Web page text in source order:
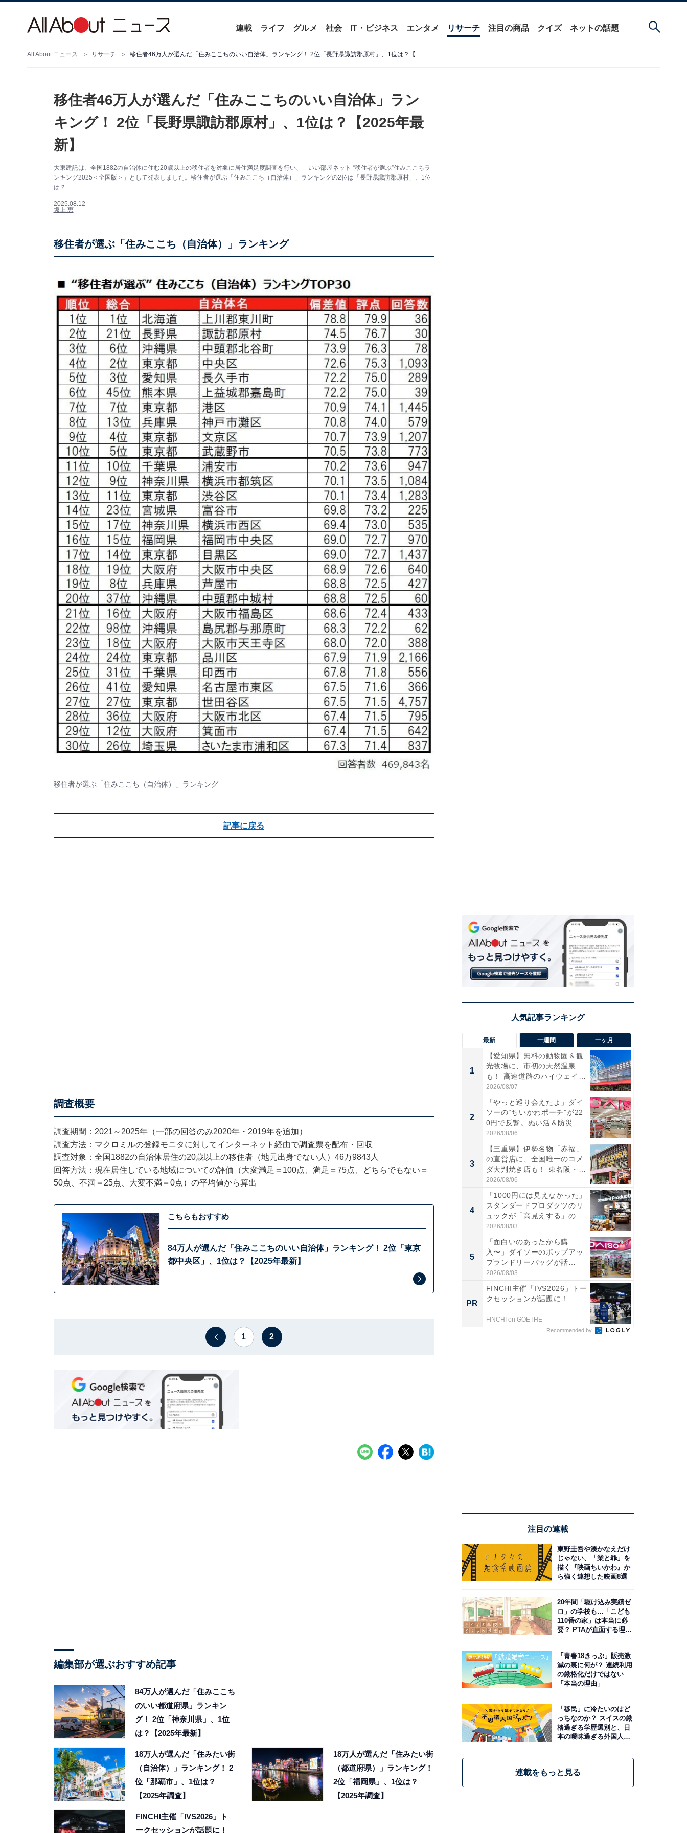
連載 ライフ グルメ 社会 IT・ビジネス エンタメ リサーチ 注目の商品 クイズ ネットの話題
All About ニュース リサーチ 移住者46万人が選んだ「住みここちのいい自治体」ランキング！ 2位「長野県諏訪郡原村」、1位は？【2025年最新】
移住者46万人が選んだ「住みここちのいい自治体」ラン
キング！ 2位「長野県諏訪郡原村」、1位は？【2025年最
新】
大東建託は、全国1882の自治体に住む20歳以上の移住者を対象に居住満足度調査を行い、「いい部屋ネット “移住者が選ぶ”住みここちラ
ンキング2025＜全国版＞」として発表しました。移住者が選ぶ「住みここち（自治体）」ランキングの2位は「長野県諏訪郡原村」、1位
は？
2025.08.12
坂上 恵
移住者が選ぶ「住みここち（自治体）」ランキング
移住者が選ぶ「住みここち（自治体）」ランキング
記事に戻る
調査概要
調査期間：2021～2025年（一部の回答のみ2020年・2019年を追加）
調査方法：マクロミルの登録モニタに対してインターネット経由で調査票を配布・回収
調査対象：全国1882の自治体居住の20歳以上の移住者（地元出身でない人）46万9843人
回答方法：現在居住している地域についての評価（大変満足＝100点、満足＝75点、どちらでもない＝
50点、不満＝25点、大変不満＝0点）の平均値から算出
こちらもおすすめ
84万人が選んだ「住みここちのいい自治体」ランキング！ 2位「東京
都中央区」、1位は？【2025年最新】
1 2
編集部が選ぶおすすめ記事
84万人が選んだ「住みここち
のいい都道府県」ランキン
グ！ 2位「神奈川県」、1位
は？【2025年最新】
18万人が選んだ「住みたい街
（自治体）」ランキング！ 2
位「那覇市」、1位は？
【2025年調査】
18万人が選んだ「住みたい街
（都道府県）」ランキング！
2位「福岡県」、1位は？
【2025年調査】
FINCHI主催「IVS2026」ト
ークセッションが話題に！
最新 一週間 一ヶ月
1
【愛知県】無料の動物園＆観
光牧場に、市初の天然温泉
も！ 高速道路のハイウェイオ
ア...
2026/08/07
2
「やっと巡り会えたよ」ダイ
ソーの“ちいかわポーチ”が22
0円で反響。ぬい活＆防災...
2026/08/06
3
【三重県】伊勢名物「赤福」
の直営店に、全国唯一のコメ
ダ大判焼き店も！ 東名阪・
伊...
2026/08/06
4
「1000円には見えなかった」
スタンダードプロダクツのリ
ュックが「高見えする」の...
2026/08/03
5
「面白いのあったから購
入〜」ダイソーのポップアッ
プランドリーバッグが話
題。“さま...
2026/08/03
PR
FINCHI主催「IVS2026」トー
クセッションが話題に！
FINCHI on GOETHE
Recommended by
注目の連載
東野圭吾や湊かなえだけ
じゃない、「業と罪」を
描く『映画ちいかわ』か
ら強く連想した映画8選
20年間「駆け込み実績ゼ
ロ」の学校も…「こども
110番の家」は本当に必
要？ PTAが直面する理想
「青春18きっぷ」販売激
減の裏に何が？ 連続利用
の厳格化だけではない
「本当の理由」
「移民」に冷たいのはど
っちなのか？ スイスの厳
格過ぎる学歴選別と、日
本の曖昧過ぎる外国人政
連載をもっと見る